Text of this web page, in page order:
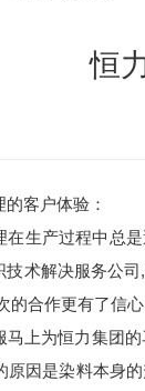
恒
客户体验：
在生产过程中总
技术解决服务公
的合作更有了信心
马上为恒力集团
原因是染料本身